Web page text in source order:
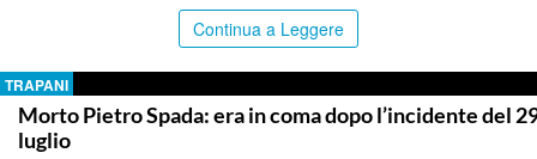
Continua a Leggere
TRAPANI
Morto Pietro Spada: era in coma dopo l’incidente del
luglio